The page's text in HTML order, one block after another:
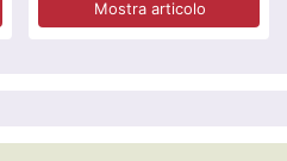
Mostra articolo